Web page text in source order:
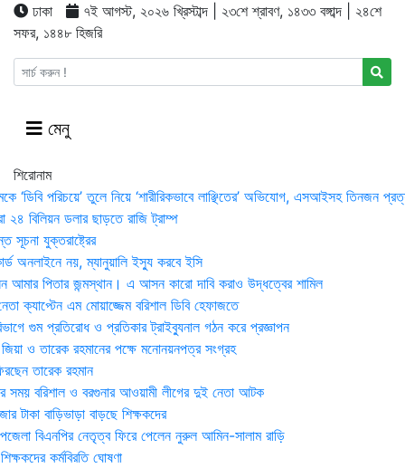
ঢাকা
৭ই আগস্ট, ২০২৬ খ্রিস্টাব্দ | ২৩শে শ্রাবণ, ১৪৩৩ বঙ্গাব্দ | ২৪শে
সফর, ১৪৪৮ হিজরি
মেনু
শিরোনাম
‘ডিবি পরিচয়ে’ তুলে নিয়ে ‘শারীরিকভাবে লাঞ্ছিতের’ অভিযোগ, এসআইসহ তিনজন
২৪ বিলিয়ন ডলার ছাড়তে রাজি ট্রাম্প
সূচনা যুক্তরাষ্ট্রের
অনলাইনে নয়, ম্যানুয়ালি ইস্যু করবে ইসি
পিতার জন্মস্থান। এ আসন কারো দাবি করাও উদ্ধত্বের শামিল
ক্যাপ্টেন এম মোয়াজ্জেম বরিশাল ডিবি হেফাজতে
গুম প্রতিরোধ ও প্রতিকার ট্রাইব্যুনাল গঠন করে প্রজ্ঞাপন
ও তারেক রহমানের পক্ষে মনোনয়নপত্র সংগ্রহ
তারেক রহমান
সময় ব‌রিশাল ও বরগুনার আওয়ামী লীগের দুই নেতা আটক
টাকা বাড়িভাড়া বাড়ছে শিক্ষকদের
বিএনপির নেতৃত্ব ফিরে পেলেন নুরুল আমিন-সালাম রাড়ি
কর্মবিরতি ঘোষণা